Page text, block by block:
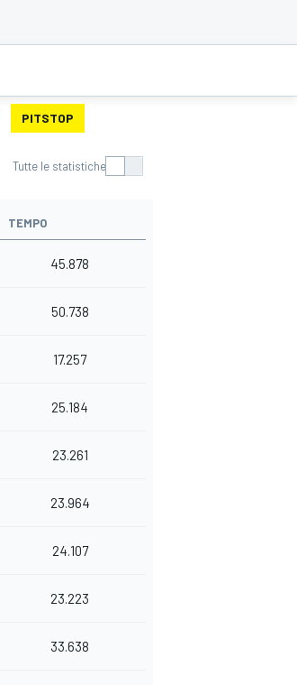
PITSTOP
Tutte le statistiche
TEMPO
45.878
50.738
17.257
25.184
23.261
23.964
24.107
23.223
33.638